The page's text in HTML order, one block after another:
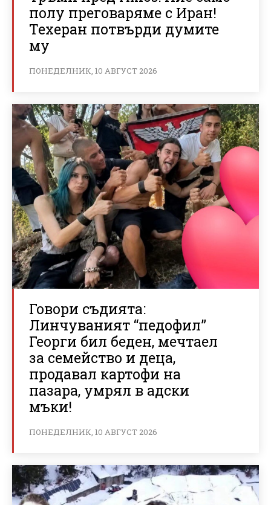
полу преговаряме с Иран!
Техеран потвърди думите
му
ПОНЕДЕЛНИК, 10 АВГУСТ 2026
Говори съдията:
Линчуваният “педофил”
Георги бил беден, мечтаел
за семейство и деца,
продавал картофи на
пазара, умрял в адски
мъки!
ПОНЕДЕЛНИК, 10 АВГУСТ 2026